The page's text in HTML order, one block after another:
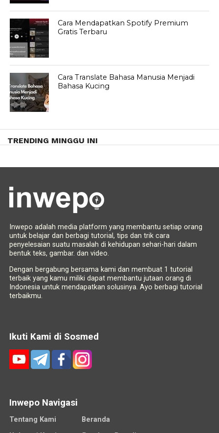
Cara Mendapatkan Spotify Premium
Gratis Terbaru
Cara Translate Bahasa Manusia Menjadi
Bahasa Kucing
TRENDING MINGGU INI
Inwepo adalah media platform yang membantu setiap orang
untuk belajar dan berbagi tutorial, tips dan trik cara
penyelesaian suatu masalah di kehidupan sehari-hari dalam
bentuk teks, gambar. dan video.
Dengan bergabung bersama kami dan membuat 1 tutorial
terbaik yang kamu miliki dapat membantu jutaan orang di
Indonesia untuk mendapatkan solusinya. Ayo berbagi tutorial
terbaikmu.
Ikuti Kami di Sosmed
Inwepo Navigasi
Tentang Kami
Beranda